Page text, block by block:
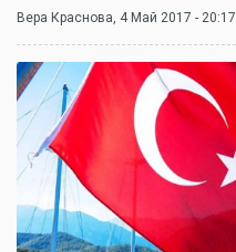
Вера Краснова, 4 Май 2017 - 20:17